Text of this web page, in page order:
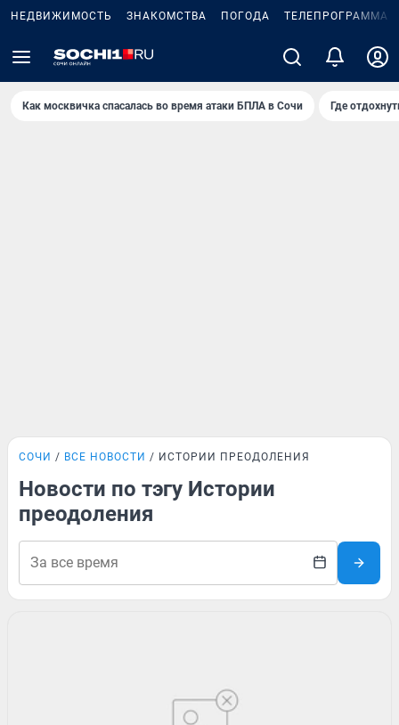
НЕДВИЖИМОСТЬ ЗНАКОМСТВА ПОГОДА ТЕЛЕПРОГРАММА
Как москвичка спасалась во время атаки БПЛА в Сочи Где
СОЧИ ВСЕ НОВОСТИ ИСТОРИИ ПРЕОДОЛЕНИЯ
Новости по тэгу Истории
преодоления